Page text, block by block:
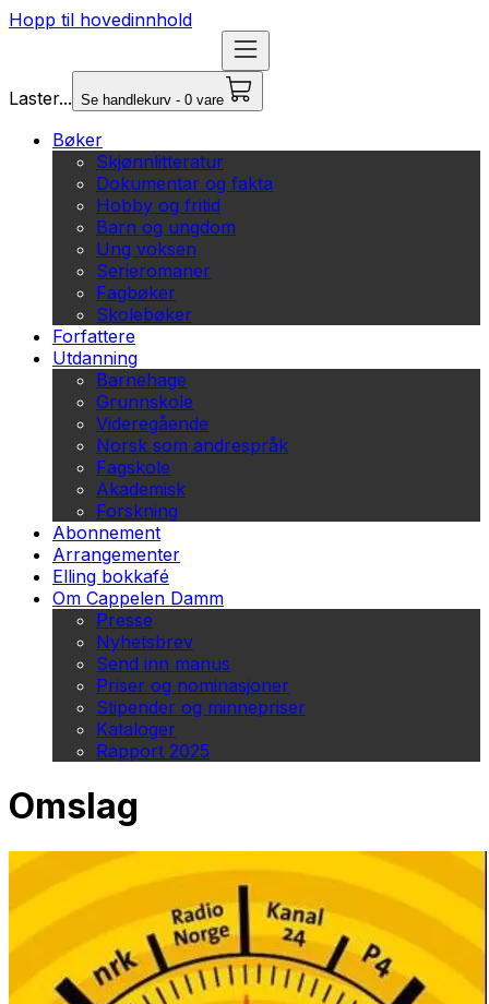
Hopp til hovedinnhold
Laster... Se handlekurv - 0 vare
Bøker
Skjønnlitteratur
Dokumentar og fakta
Hobby og fritid
Barn og ungdom
Ung voksen
Serieromaner
Fagbøker
Skolebøker
Forfattere
Utdanning
Barnehage
Grunnskole
Videregående
Norsk som andrespråk
Fagskole
Akademisk
Forskning
Abonnement
Arrangementer
Elling bokkafé
Om Cappelen Damm
Presse
Nyhetsbrev
Send inn manus
Priser og nominasjoner
Stipender og minnepriser
Kataloger
Rapport 2025
Omslag